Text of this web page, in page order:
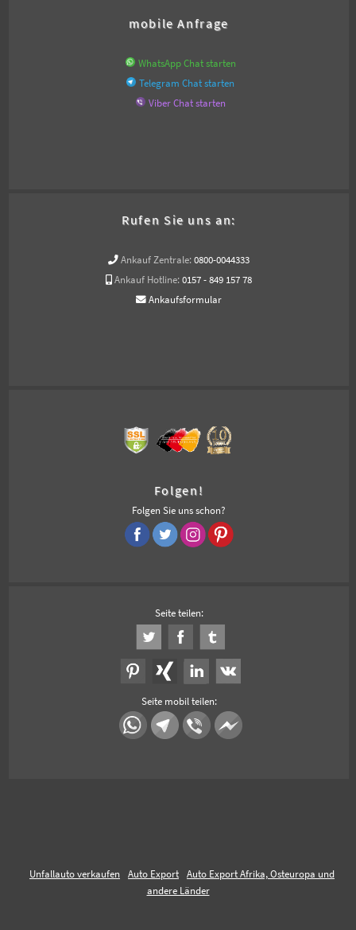
mobile Anfrage
WhatsApp Chat starten
Telegram Chat starten
Viber Chat starten
Rufen Sie uns an:
Ankauf Zentrale: 0800-0044333
Ankauf Hotline: 0157 - 849 157 78
Ankaufsformular
Folgen!
Folgen Sie uns schon?
Seite teilen:
Seite mobil teilen:
Unfallauto verkaufen Auto Export
Auto Export Afrika, Osteuropa und
andere Länder